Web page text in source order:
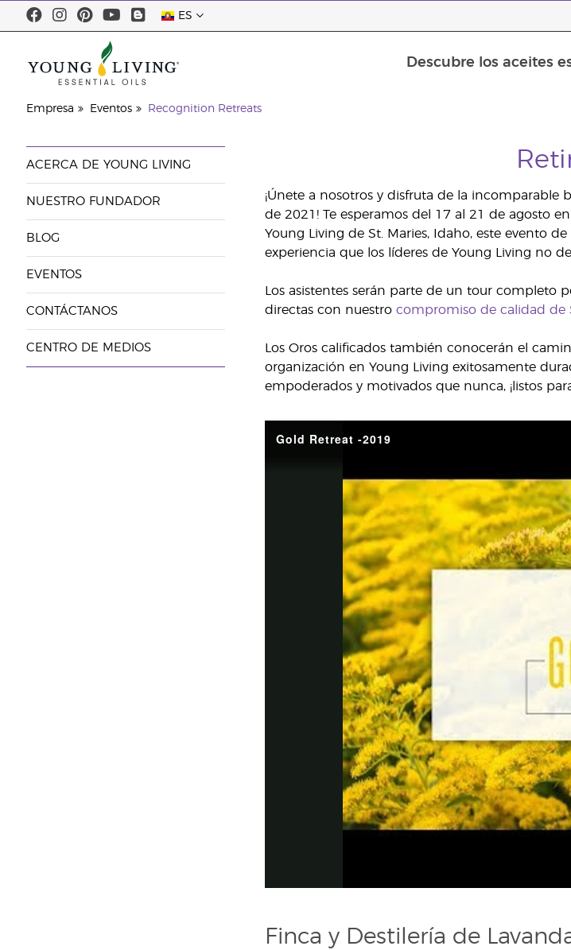
ES
Descubre los aceites
Empresa Eventos Recognition Retreats
ACERCA DE YOUNG LIVING
NUESTRO FUNDADOR
BLOG
EVENTOS
CONTÁCTANOS
CENTRO DE MEDIOS
¡Únete a nosotros y disfruta de la
de 2021! Te esperamos del 17 al 21 de agosto
Young Living de St. Maries, Idaho, este evento
experiencia que los líderes de Young Living no
Los asistentes serán parte de un tour completo
directas con nuestro compromiso de calidad de
Los Oros calificados también conocerán el
organización en Young Living exitosamente
empoderados y motivados que nunca, ¡listos
Finca y Destilería de